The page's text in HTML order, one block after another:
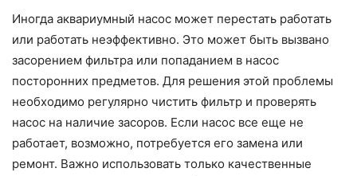
Иногда аквариумный насос может перестать работать
или работать неэффективно. Это может быть вызвано
засорением фильтра или попаданием в насос
посторонних предметов. Для решения этой проблемы
необходимо регулярно чистить фильтр и проверять
насос на наличие засоров. Если насос все еще не
работает, возможно, потребуется его замена или
ремонт. Важно использовать только качественные